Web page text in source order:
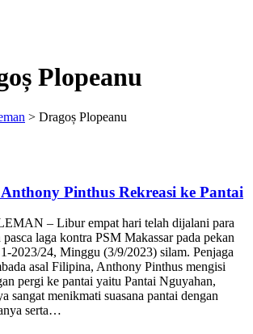
Plopeanu
> Dragoș Plopeanu
Pinthus Rekreasi ke Pantai
– Libur empat hari telah dijalani para
laga kontra PSM Makassar pada pekan
2023/24, Minggu (3/9/2023) silam. Penjaga
asal Filipina, Anthony Pinthus mengisi
pergi ke pantai yaitu Pantai Nguyahan,
sangat menikmati suasana pantai dengan
serta…